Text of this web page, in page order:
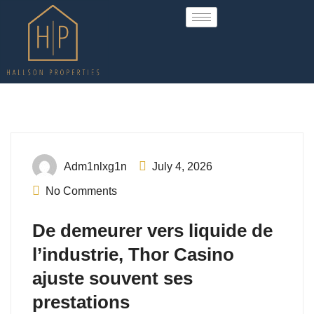
Adm1nlxg1n July 4, 2026
No Comments
De demeurer vers liquide de
l’industrie, Thor Casino
ajuste souvent ses
prestations